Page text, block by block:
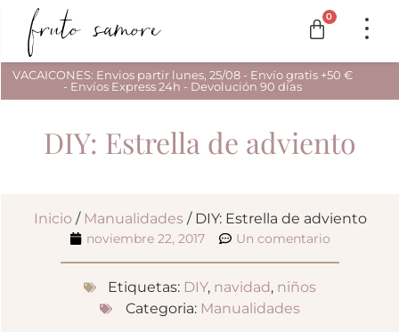
0
VACAICONES: Envios partir lunes, 25/08 - Envío gratis +50 €
- Envíos Express 24h - Devolución 90 días
DIY: Estrella de adviento
Inicio/ Manualidades/ DIY: Estrella de adviento
noviembre 22, 2017 Un comentario
Etiquetas: DIY, navidad, niños
Categoria: Manualidades